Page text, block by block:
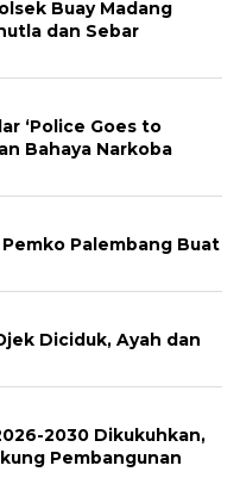
Buay Madang
dan Sebar
‘Police Goes to
Bahaya Narkoba
Palembang Buat
Diciduk, Ayah dan
2030 Dikukuhkan,
Pembangunan